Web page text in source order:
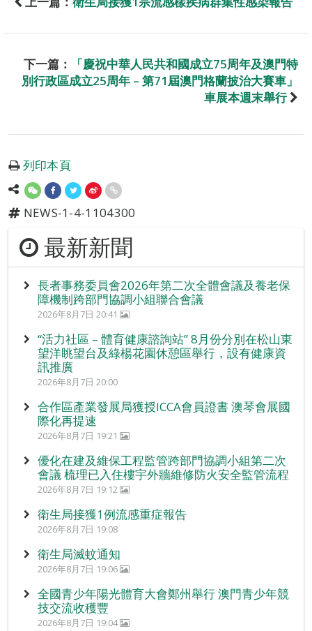
下一篇：
「慶祝中華人民共和國成立75周年及澳門特
別行政區成立25周年 – 第71屆澳門格蘭披治大賽車」
車展本週末舉行
列印本頁
NEWS-1-4-1104300
最新新聞
長者事務委員會2026年第二次全體會議及養老保
障機制跨部門協調小組聯合會議
2026年8月7日 20:41
“活力社區 – 體育健康諮詢站” 8月份分別在松山東
望洋眺望台及綠楊花園休憩區舉行，設有健康資
訊推廣
2026年8月7日 20:00
合作區產業發展局獲授ICCA會員證書 澳琴會展國
際化再提速
2026年8月7日 19:21
優化在建及維保工程監管跨部門協調小組第二次
會議 梳理已入住樓宇外牆維修防火安全監管流程
2026年8月7日 19:12
衛生局接獲1例流感重症報告
2026年8月7日 19:08
衛生局滅蚊通知
2026年8月7日 19:06
全國青少年陽光體育大會鄭州舉行 澳門青少年競
技交流收穫豐
2026年8月7日 19:04